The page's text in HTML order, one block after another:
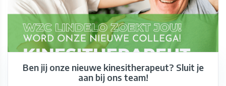
Ben jij onze nieuwe kinesitherapeut? Sluit je
aan bij ons team!